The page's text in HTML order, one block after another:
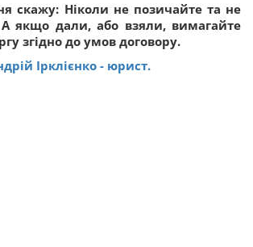
скажу: Ніколи не позичайте та не
А якщо дали, або взяли, вимагайте
згідно до умов договору.
Ірклієнко - юрист.